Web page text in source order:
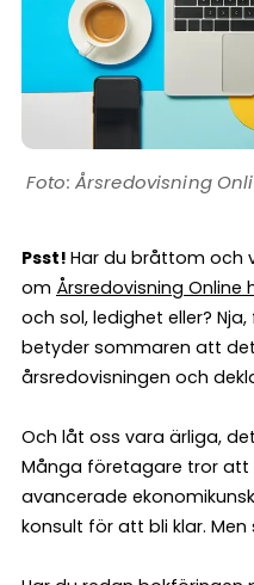
Årsredovisning
Psst! Har du bråttom och
om Årsredovisning Online
och sol, ledighet eller?
betyder sommaren att
årsredovisningen och
Och låt oss vara ärliga,
Många företagare tror att
avancerade
konsult för att bli klar.